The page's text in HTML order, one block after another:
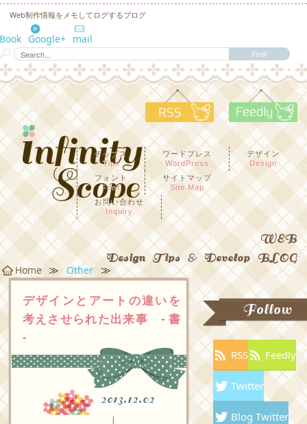
Web制作情報をメモしてログするブログ
Google+ mail
RSS
チップス
Tips
ワードプレス
WordPress
デザイン
Design
フォント
Font
サイトマップ
Site Map
お問い合わせ
Inquiry
WEB
Design Tips & Develop BLOG
Home ≫ Other ≫
デザインとアートの違いを
考えさせられた出来事 - 書
-
2013.12.02
Follow
RSS Feedly
Twitter
Blog Twitter